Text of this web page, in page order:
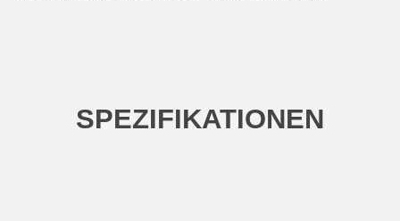
SPEZIFIKATIONEN